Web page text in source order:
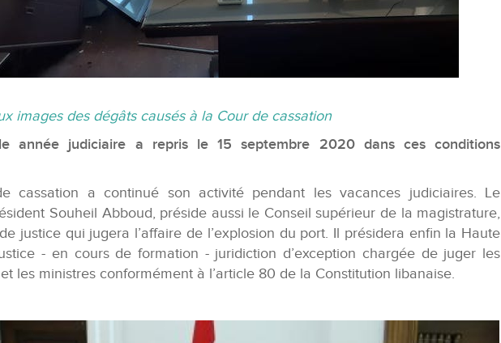
images des dégâts causés à la Cour de cassation
année judiciaire a repris le 15 septembre 2020 dans ces conditions
cassation a continué son activité pendant les vacances judiciaires. Le
Souheil Abboud, préside aussi le Conseil supérieur de la magistrature,
justice qui jugera l’affaire de l’explosion du port. Il présidera enfin la Haute
- en cours de formation - juridiction d’exception chargée de juger les
les ministres conformément à l’article 80 de la Constitution libanaise.